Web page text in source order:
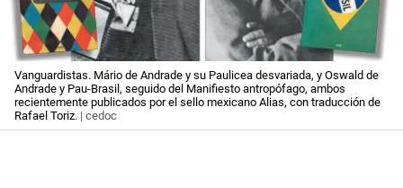
Vanguardistas. Mário de Andrade y su Paulicea desvariada, y Oswald de
Andrade y Pau-Brasil, seguido del Manifiesto antropófago, ambos
recientemente publicados por el sello mexicano Alias, con traducción de
Rafael Toriz. | cedoc